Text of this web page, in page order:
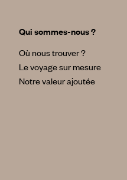
Qui sommes-nous ?
Où nous trouver ?
Le voyage sur mesure
Notre valeur ajoutée